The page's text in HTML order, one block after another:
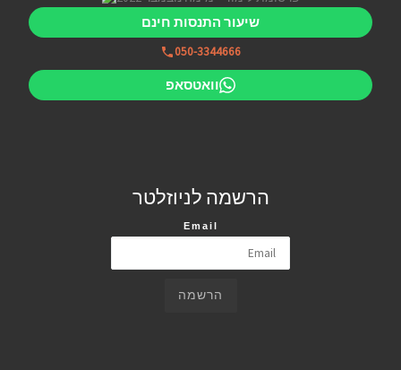
שיעור התנסות חינם
050-3344666
וואטסאפ
הרשמה לניוזלטר
Email
הרשמה